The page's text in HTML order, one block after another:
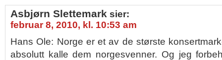
Asbjørn Slettemark sier:
februar 8, 2010, kl. 10:53 am
Hans Ole: Norge er et av de største
absolutt kalle dem norgesvenner. Og jeg